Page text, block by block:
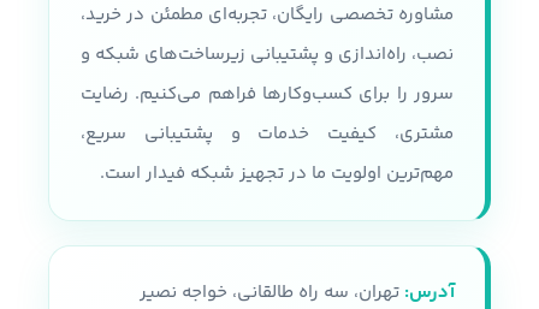
مشاوره تخصصی رایگان، تجربه‌ای مطمئن در خرید،
نصب، راه‌اندازی و پشتیبانی زیرساخت‌های شبکه و
سرور را برای کسب‌وکارها فراهم می‌کنیم. رضایت
مشتری، کیفیت خدمات و پشتیبانی سریع،
مهم‌ترین اولویت ما در تجهیز شبکه فیدار است.
آدرس: تهران، سه راه طالقانی، خواجه نصیر